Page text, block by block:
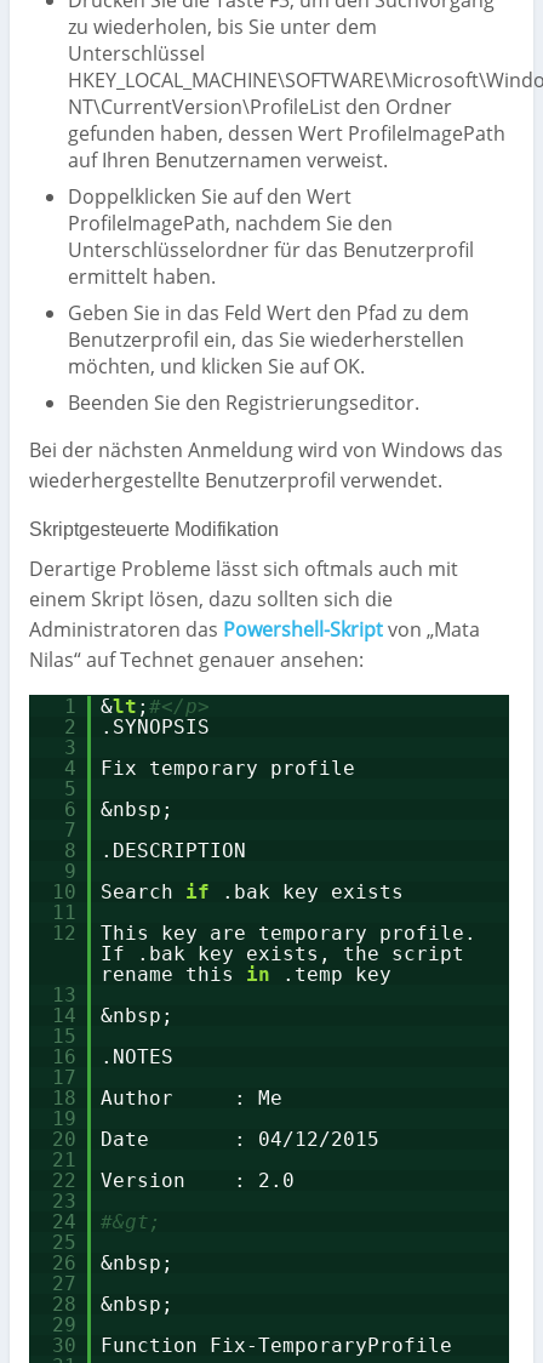
zu wiederholen, bis Sie unter dem
Unterschlüssel
NT\CurrentVersion\ProfileList den Ordner
gefunden haben, dessen Wert ProfileImagePath
auf Ihren Benutzernamen verweist.
Doppelklicken Sie auf den Wert
ProfileImagePath, nachdem Sie den
Unterschlüsselordner für das Benutzerprofil
ermittelt haben.
Geben Sie in das Feld Wert den Pfad zu dem
Benutzerprofil ein, das Sie wiederherstellen
möchten, und klicken Sie auf OK.
Beenden Sie den Registrierungseditor.
Bei der nächsten Anmeldung wird von Windows das
wiederhergestellte Benutzerprofil verwendet.
Skriptgesteuerte Modifikation
Derartige Probleme lässt sich oftmals auch mit
einem Skript lösen, dazu sollten sich die
Administratoren das Powershell-Skriptvon „Mata
Nilas“ auf Technet genauer ansehen:
1 &lt ; #</p>
2
.SYNOPSIS
3
4
Fix temporary profile
5
6
&nbsp;
7
8
.DESCRIPTION
9
10
Search if
.bak key exists
11
12
This key are temporary profile.
If .bak key exists, the script
rename this in
.temp key
13
14
&nbsp;
15
16
.NOTES
17
18
Author : Me
19
20
Date : 04/12/2015
21
22
Version : 2.0
23
24
#&gt;
25
26
&nbsp;
27
28
&nbsp;
29
30
Function Fix-TemporaryProfile